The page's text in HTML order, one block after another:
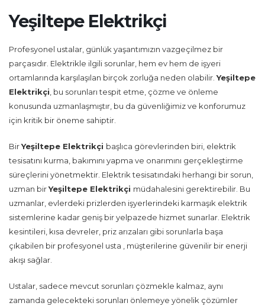
Yeşiltepe Elektrikçi
Profesyonel ustalar, günlük yaşantımızın vazgeçilmez bir
parçasıdır. Elektrikle ilgili sorunlar, hem ev hem de işyeri
ortamlarında karşılaşılan birçok zorluğa neden olabilir.Yeşiltepe
Elektrikçi , bu sorunları tespit etme, çözme ve önleme
konusunda uzmanlaşmıştır, bu da güvenliğimiz ve konforumuz
için kritik bir öneme sahiptir.
BirYeşiltepe Elektrikçi başlıca görevlerinden biri, elektrik
tesisatını kurma, bakımını yapma ve onarımını gerçekleştirme
süreçlerini yönetmektir. Elektrik tesisatındaki herhangi bir sorun,
uzman birYeşiltepe Elektrikçi müdahalesini gerektirebilir. Bu
uzmanlar, evlerdeki prizlerden işyerlerindeki karmaşık elektrik
sistemlerine kadar geniş bir yelpazede hizmet sunarlar. Elektrik
kesintileri, kısa devreler, priz arızaları gibi sorunlarla başa
çıkabilen bir profesyonel usta , müşterilerine güvenilir bir enerji
akışı sağlar.
Ustalar, sadece mevcut sorunları çözmekle kalmaz, aynı
zamanda gelecekteki sorunları önlemeye yönelik çözümler